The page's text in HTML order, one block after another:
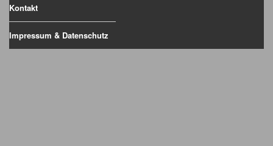
Kontakt
Impressum & Datenschutz